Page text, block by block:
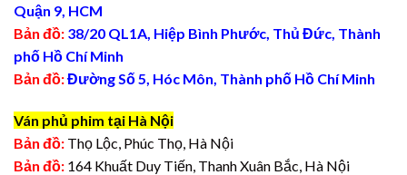
Quận 9, HCM
Bản đồ: 38/20 QL1A, Hiệp Bình Phước, Thủ Đức, Thành
phố Hồ Chí Minh
Bản đồ:Đường Số 5, Hóc Môn, Thành phố Hồ Chí Minh
Ván phủ phim tại Hà Nội
Bản đồ: Thọ Lộc, Phúc Thọ, Hà Nội
Bản đồ: 164 Khuất Duy Tiến, Thanh Xuân Bắc, Hà Nội